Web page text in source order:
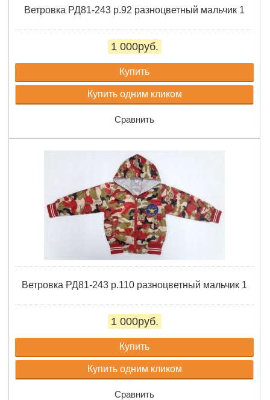
Ветровка РД81-243 р.92 разноцветный мальчик 1
1 000руб.
Купить
Купить одним кликом
Сравнить
Ветровка РД81-243 р.110 разноцветный мальчик 1
1 000руб.
Купить
Купить одним кликом
Сравнить